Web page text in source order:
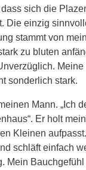
sich die
Die einzig
stammt von
zu bluten
sonderlich stark.
Mann. „Ich
Er holt
Kleinen
schläft einfach
Mein Bauchgefühl